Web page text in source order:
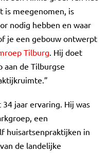
is meegenomen, is
nodig hebben en waar
je een gebouw ontwerpt
Tilburg. Hij doet
aan de Tilburgse
jaar ervaring. Hij was
een
huisartsenpraktijken in
de landelijke